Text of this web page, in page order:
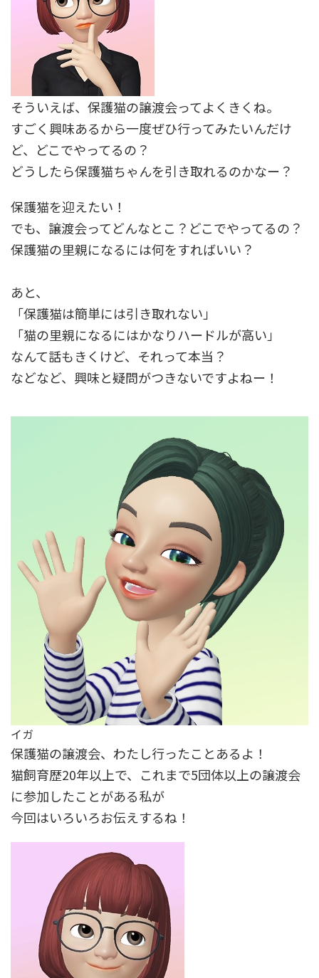
そういえば、 保護猫の譲渡会ってよくきくね。
すごく興味あるから一度ぜひ行ってみたいんだけ
ど、どこでやってるの？
どうしたら保護猫ちゃんを引き取れるのかなー？
保護猫を迎えたい！
でも、譲渡会ってどんなとこ？どこでやってるの？
保護猫の里親になるには何をすればいい？
あと、
「保護猫は簡単には引き取れない」
「猫の里親になるにはかなりハードルが高い」
なんて話もきくけど、それって本当？
などなど、興味と疑問がつきないですよねー！
イガ
保護猫の譲渡会、わたし行ったことあるよ！
猫飼育歴20年以上で、これまで5団体以上の譲渡会
に参加したことがある私が
今回はいろいろお伝えするね！